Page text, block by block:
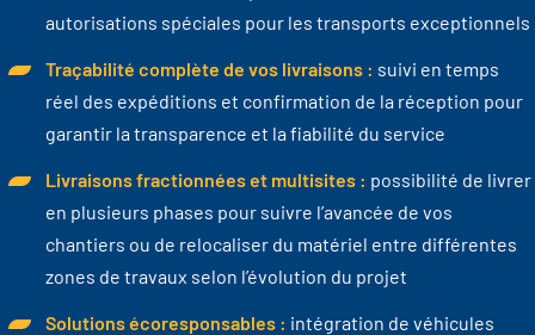
autorisations spéciales pour les transports exceptionnels
Traçabilité complète de vos livraisons : suivi en temps
réel des expéditions et confirmation de la réception pour
garantir la transparence et la fiabilité du service
Livraisons fractionnées et multisites : possibilité de livrer
en plusieurs phases pour suivre l’avancée de vos
chantiers ou de relocaliser du matériel entre différentes
zones de travaux selon l’évolution du projet
Solutions écoresponsables : intégration de véhicules